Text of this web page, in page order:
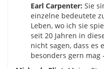
Earl Carpenter: Sie
einzelne bedeutete
Leben, wo ich sie
seit 20 Jahren in
nicht sagen, dass es
besonders gern mag